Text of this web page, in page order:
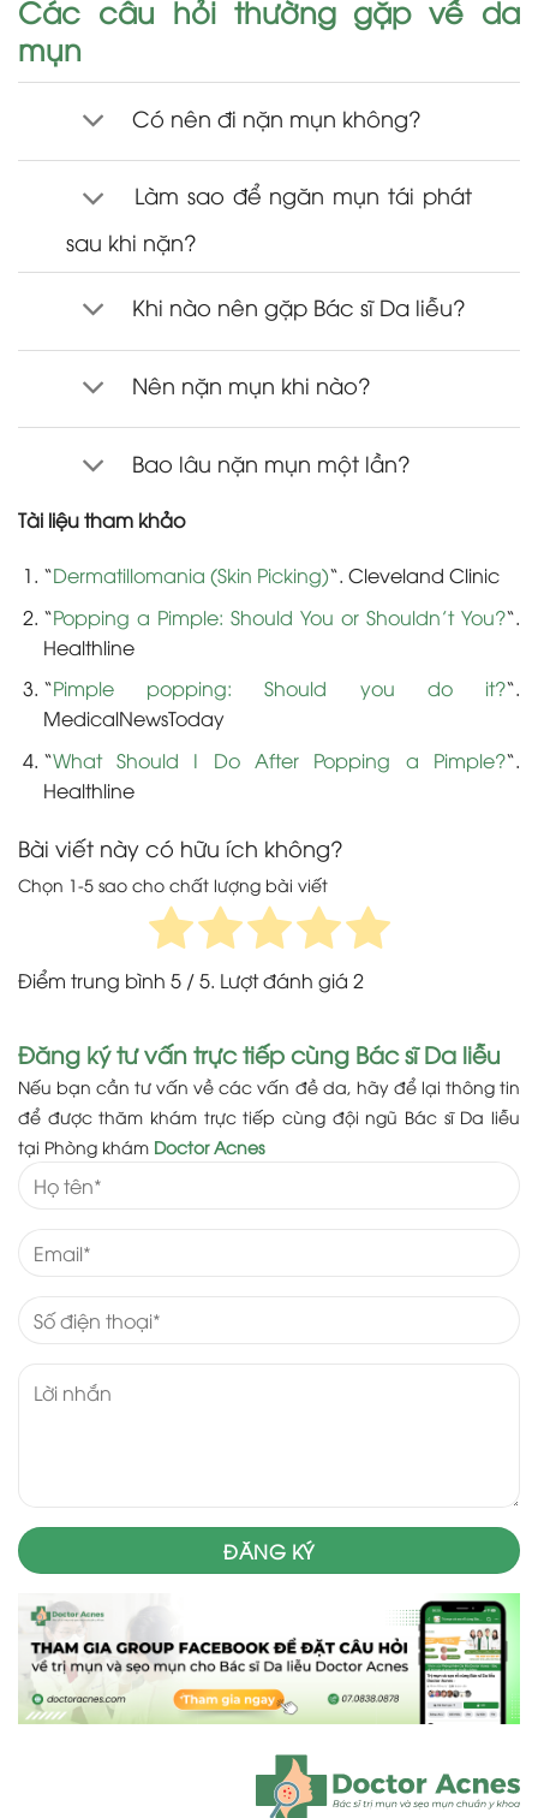
Các câu hỏi thường gặp về da
mụn
Có nên đi nặn mụn không?
Làm sao để ngăn mụn tái phát
sau khi nặn?
Khi nào nên gặp Bác sĩ Da liễu?
Nên nặn mụn khi nào?
Bao lâu nặn mụn một lần?
Tài liệu tham khảo
“Dermatillomania (Skin Picking)“. Cleveland Clinic
“Popping a Pimple: Should You or Shouldn’t You?“.
Healthline
“Pimple popping: Should you do it?“.
MedicalNewsToday
“What Should I Do After Popping a Pimple?“.
Healthline
Bài viết này có hữu ích không?
Chọn 1-5 sao cho chất lượng bài viết
Điểm trung bình 5 / 5. Lượt đánh giá 2
Đăng ký tư vấn trực tiếp cùng Bác sĩ Da liễu
Nếu bạn cần tư vấn về các vấn đề da, hãy để lại thông tin
để được thăm khám trực tiếp cùng đội ngũ Bác sĩ Da liễu
tại Phòng khám Doctor Acnes